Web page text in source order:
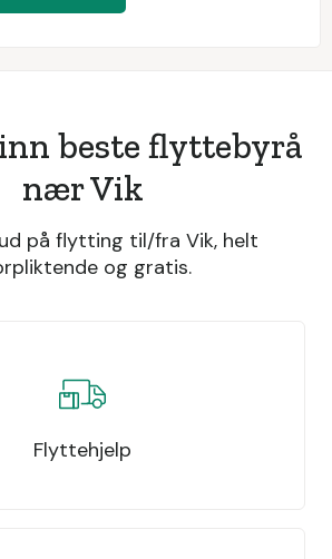
beste flyttebyrå
nær Vik
på flytting til/fra Vik, helt
og gratis.
Flyttehjelp